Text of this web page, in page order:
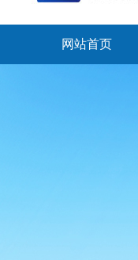
网站首页